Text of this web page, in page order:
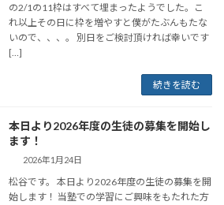
の2/1の11枠はすべて埋まったようでした。こ
れ以上その日に枠を増やすと僕がたぶんもたな
いので、、、。 別日をご検討頂ければ幸いです
[…]
続きを読む
本日より2026年度の生徒の募集を開始し
ます！
2026年1月24日
松谷です。 本日より2026年度の生徒の募集を開
始します！ 当塾での学習にご興味をもたれた方